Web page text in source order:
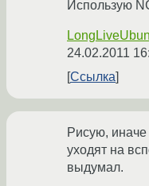
Использую
24.02.2011
Ссылка
Рисую,
уходят на
выдумал.